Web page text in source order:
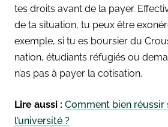
tes droits avant de la payer.
de ta situation, tu peux être
exemple, si tu es boursier du
nation, étudiants réfugiés ou
n’as pas à payer la cotisation.
Lire aussi : Comment bien réussir
l’université ?